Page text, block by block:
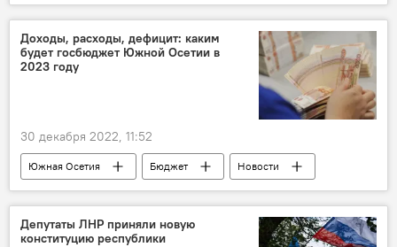
Алан Гаглоев
Россия
Южная Осетия
Новости
Празднование Нового года
Доходы, расходы, дефицит: каким
будет госбюджет Южной Осетии в
2023 году
30 декабря 2022, 11:52
Южная Осетия Бюджет
Новости
Россия
Экономика
Парламент Южной Осетии
Депутаты ЛНР приняли новую
конституцию республики